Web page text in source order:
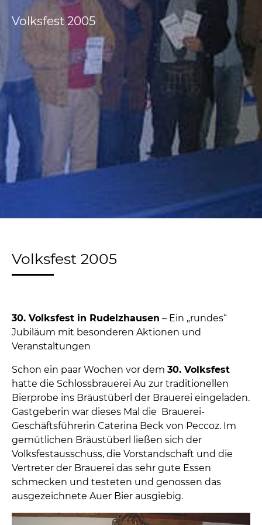
Volksfest 2005
Volksfest 2005
30. Volksfest in Rudelzhausen – Ein „rundes“
Jubiläum mit besonderen Aktionen und
Veranstaltungen
Schon ein paar Wochen vor dem 30. Volksfest
hatte die Schlossbrauerei Au zur traditionellen
Bierprobe ins Bräustüberl der Brauerei eingeladen.
Gastgeberin war dieses Mal die Brauerei-
Geschäftsführerin Caterina Beck von Peccoz. Im
gemütlichen Bräustüberl ließen sich der
Volksfestausschuss, die Vorstandschaft und die
Vertreter der Brauerei das sehr gute Essen
schmecken und testeten und genossen das
ausgezeichnete Auer Bier ausgiebig.